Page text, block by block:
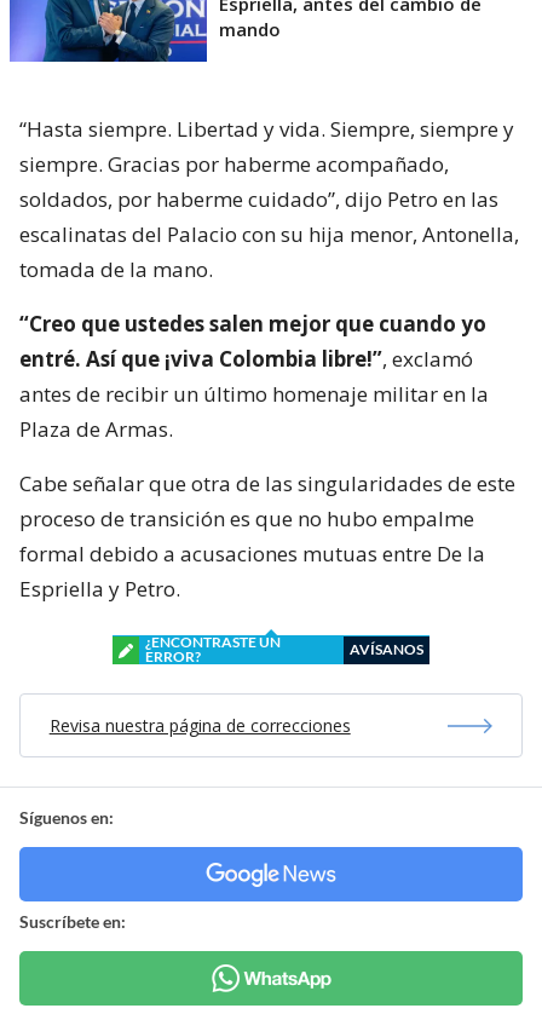
mando
“Hasta siempre. Libertad y vida. Siempre, siempre y
siempre. Gracias por haberme acompañado,
soldados, por haberme cuidado”, dijo Petro en las
escalinatas del Palacio con su hija menor, Antonella,
tomada de la mano.
“Creo que ustedes salen mejor que cuando yo
entré. Así que ¡viva Colombia libre!”, exclamó
antes de recibir un último homenaje militar en la
Plaza de Armas.
Cabe señalar que otra de las singularidades de este
proceso de transición es que no hubo empalme
formal debido a acusaciones mutuas entre De la
Espriella y Petro.
¿ENCONTRASTE UN
ERROR?
AVÍSANOS
Revisa nuestra página de correcciones
Síguenos en:
Suscríbete en: